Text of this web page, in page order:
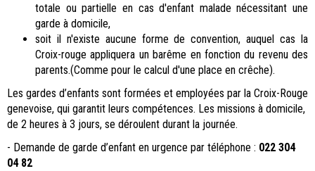
totale ou partielle en cas d'enfant malade nécessitant une
garde à domicile,
soit il n'existe aucune forme de convention, auquel cas la
Croix-rouge appliquera un barême en fonction du revenu des
parents.(Comme pour le calcul d'une place en crêche).
Les gardes d’enfants sont formées et employées par la Croix-Rouge
genevoise, qui garantit leurs compétences. Les missions à domicile,
de 2 heures à 3 jours, se déroulent durant la journée.
- Demande de garde d’enfant en urgence par téléphone : 022 304
04 82